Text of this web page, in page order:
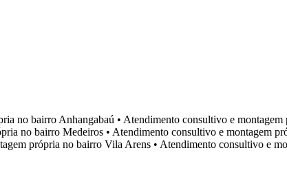
no bairro Anhangabaú • Atendimento consultivo e montagem
no bairro Medeiros • Atendimento consultivo e montagem
própria no bairro Vila Arens • Atendimento consultivo e